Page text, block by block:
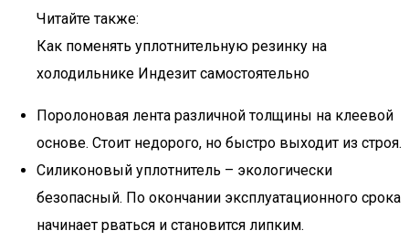
Читайте также:
Как поменять уплотнительную резинку на
холодильнике Индезит самостоятельно
Поролоновая лента различной толщины на клеевой
основе. Стоит недорого, но быстро выходит из строя.
Силиконовый уплотнитель – экологически
безопасный. По окончании эксплуатационного срока
начинает рваться и становится липким.